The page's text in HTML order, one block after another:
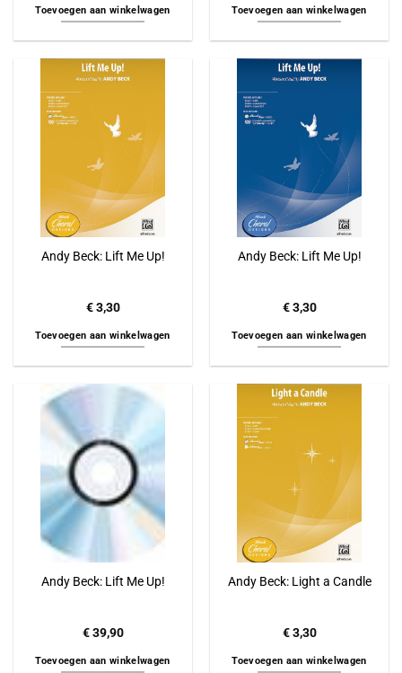
Toevoegen aan winkelwagen Toevoegen aan winkelwagen
Andy Beck: Lift Me Up!
€3,30
Toevoegen aan winkelwagen
Andy Beck: Lift Me Up!
€3,30
Toevoegen aan winkelwagen
Andy Beck: Lift Me Up!
€39,90
Toevoegen aan winkelwagen
Andy Beck: Light a Candle
€3,30
Toevoegen aan winkelwagen